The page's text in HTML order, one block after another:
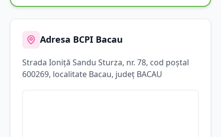
Adresa BCPI Bacau
Strada Ioniţă Sandu Sturza, nr. 78, cod poștal
600269, localitate Bacau, județ BACAU